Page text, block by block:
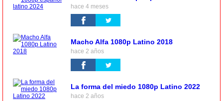
hace 4 meses
Macho Alfa 1080p Latino 2018
hace 2 años
La forma del miedo 1080p Latino 2022
hace 2 años